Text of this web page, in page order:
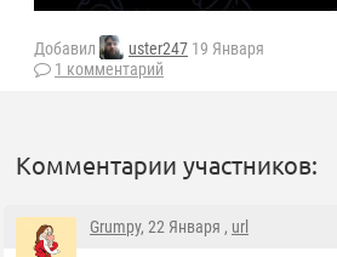
Добавил uster247 19 Января
1 комментарий
Комментарии участников:
Grumpy, 22 Января , url